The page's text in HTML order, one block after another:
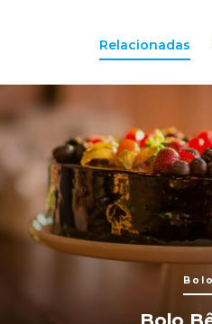
Relacionadas